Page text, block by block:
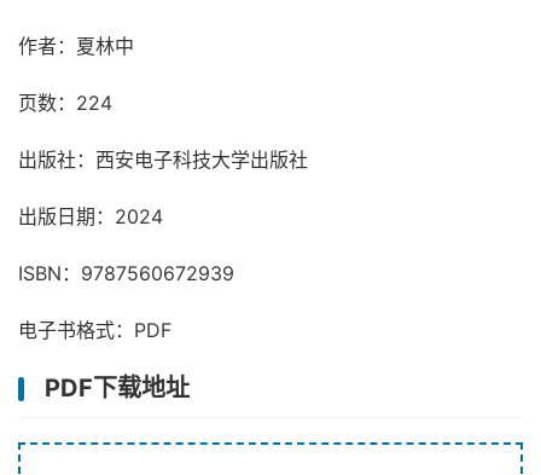
作者：夏林中
页数：224
出版社：西安电子科技大学出版社
出版日期：2024
ISBN：9787560672939
电子书格式：PDF
PDF下载地址